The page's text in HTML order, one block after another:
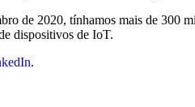
de 2020, tínhamos mais de 300
dispositivos de IoT.
.